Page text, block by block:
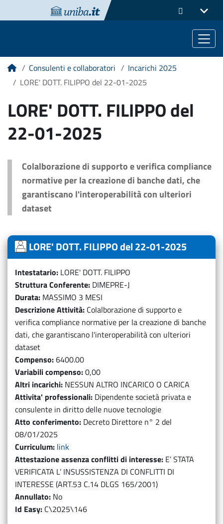
HomeConsulenti e collaboratori
Incarichi 2025
LORE' DOTT. FILIPPO del 22-01-2025
LORE' DOTT. FILIPPO del
22-01-2025
Colalborazione di supporto e verifica compliance
normative per la creazione di banche dati, che
garantiscano l'interoperabilità con ulteriori
dataset
LORE' DOTT. FILIPPO del 22-01-2025
Intestatario LORE' DOTT. FILIPPO
Struttura Conferente DIMEPRE-J
Durata MASSIMO 3 MESI
Descrizione Attività Colalborazione di supporto e
verifica compliance normative per la creazione di banche
dati, che garantiscano l'interoperabilità con ulteriori
dataset
Compenso 6400.00
Variabili compenso 0,00
Altri incarichi NESSUN ALTRO INCARICO O CARICA
Attivita' professionali Dipendente società privata e
consulente in diritto delle nuove tecnologie
Atto conferimento Decreto Direttore n° 2 del
08/01/2025
Curriculum link
Attestazione assenza conflitti di interesse E’ STATA
VERIFICATA L’ INSUSSISTENZA DI CONFLITTI DI
INTERESSE (ART.53 C.14 DLGS 165/2001)
Annullato No
Id Easy C\2025\146